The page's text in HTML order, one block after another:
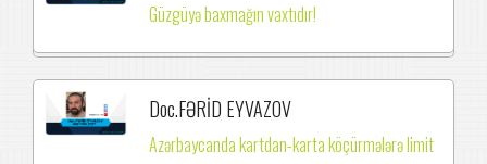
Güzgüyə baxmağın vaxtıdır!
Doc.FƏRİD EYVAZOV
Azərbaycanda kartdan-karta köçürmələrə limit